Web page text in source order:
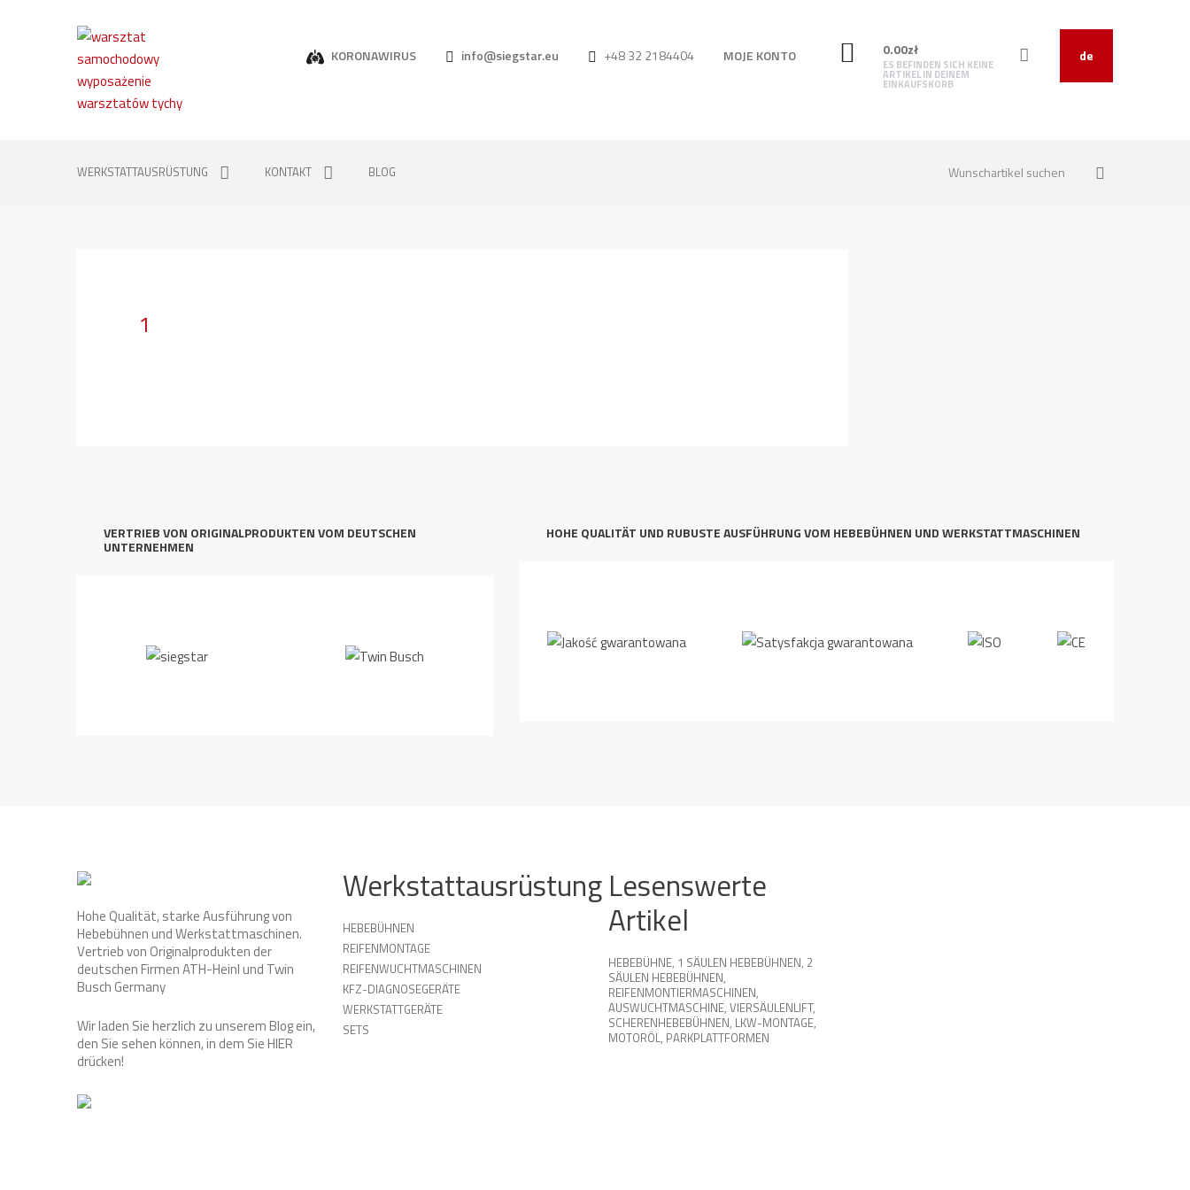
KORONAWIRUS info@siegstar.eu +48 32 2184404 MOJE KONTO de
0.00zł
ES BEFINDEN SICH KEINE
ARTIKEL IN DEINEM
EINKAUFSKORB
WERKSTATTAUSRÜSTUNG KONTAKT BLOG
1
VERTRIEB VON ORIGINALPRODUKTEN VOM DEUTSCHEN
UNTERNEHMEN
HOHE QUALITÄT UND RUBUSTE AUSFÜHRUNG VOM HEBEBÜHNEN UND WERKSTATTMASCHINEN
Hohe Qualität, starke Ausführung von
Hebebühnen und Werkstattmaschinen.
Vertrieb von Originalprodukten der
deutschen Firmen ATH-Heinl und Twin
Busch Germany
Wir laden Sie herzlich zu unserem Blog ein,
den Sie sehen können, in dem SieHIER
drücken!
Werkstattausrüstung
HEBEBÜHNEN
REIFENMONTAGE
REIFENWUCHTMASCHINEN
KFZ-DIAGNOSEGERÄTE
WERKSTATTGERÄTE
SETS
Lesenswerte
Artikel
HEBEBÜHNE, 1 SÄULEN HEBEBÜHNEN, 2
SÄULEN HEBEBÜHNEN,
REIFENMONTIERMASCHINEN,
AUSWUCHTMASCHINE, VIERSÄULENLIFT,
SCHERENHEBEBÜHNEN, LKW-MONTAGE,
MOTORÖL, PARKPLATTFORMEN